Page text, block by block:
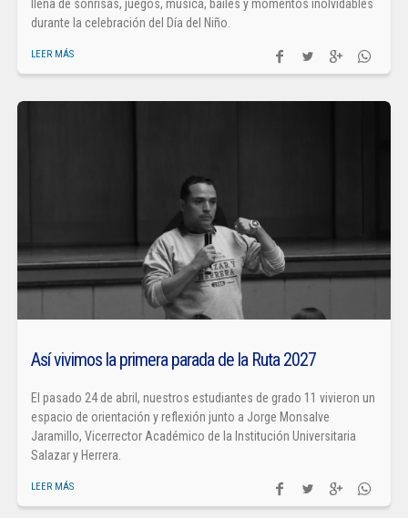
llena de sonrisas, juegos, música, bailes y momentos inolvidables
durante la celebración del Día del Niño.
LEER MÁS
Así vivimos la primera parada de la Ruta 2027
El pasado 24 de abril, nuestros estudiantes de grado 11 vivieron un
espacio de orientación y reflexión junto a Jorge Monsalve
Jaramillo, Vicerrector Académico de la Institución Universitaria
Salazar y Herrera.
LEER MÁS